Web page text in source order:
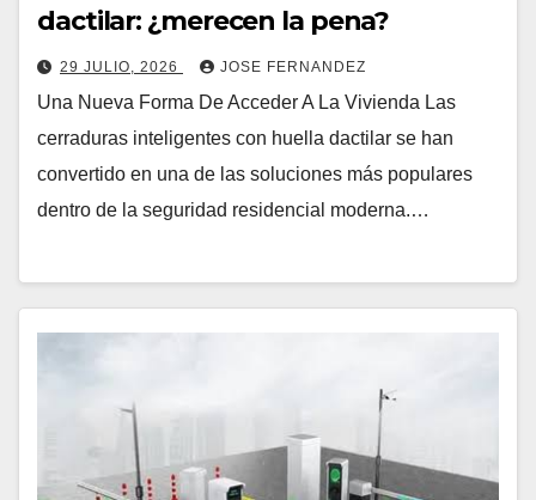
dactilar: ¿merecen la pena?
29 JULIO, 2026 JOSE FERNANDEZ
Una Nueva Forma De Acceder A La Vivienda Las
cerraduras inteligentes con huella dactilar se han
convertido en una de las soluciones más populares
dentro de la seguridad residencial moderna.…